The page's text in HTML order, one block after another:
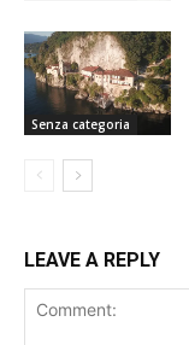
Senza categoria
LEAVE A REPLY